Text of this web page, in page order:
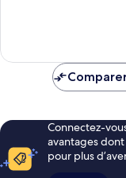
Connectez-
avantages
pour plus